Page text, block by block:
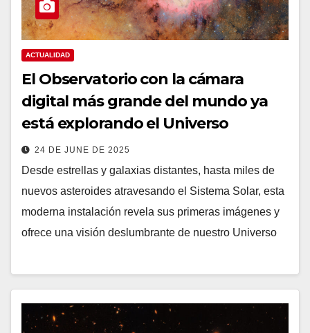
ACTUALIDAD
El Observatorio con la cámara
digital más grande del mundo ya
está explorando el Universo
24 DE JUNE DE 2025
Desde estrellas y galaxias distantes, hasta miles de
nuevos asteroides atravesando el Sistema Solar, esta
moderna instalación revela sus primeras imágenes y
ofrece una visión deslumbrante de nuestro Universo